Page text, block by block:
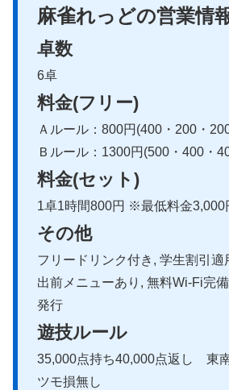
麻雀れっどの営業情
卓数
6卓
料金(フリー)
Ａルール：800円(400・200・
Ｂルール：1300円(500・400・
料金(セット)
1卓1時間800円 ※最低料金3,000
その他
フリードリンク付き, 学生割引適
出前メニューあり, 無料Wi-Fi完
発行
遊技ルール
35,000点持ち40,000点返し 東
ツモ損無し